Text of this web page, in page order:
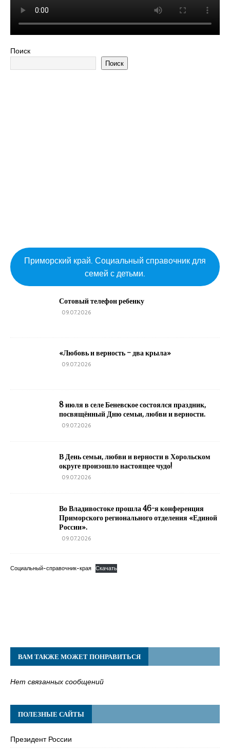
Поиск
Поиск
Приморский край. Социальный справочник для
семей с детьми.
Сотовый телефон ребенку
09.07.2026
«Любовь и верность – два крыла»
09.07.2026
8 июля в селе Беневское состоялся праздник,
посвящённый Дню семьи, любви и верности.
09.07.2026
В День семьи, любви и верности в Хорольском
округе произошло настоящее чудо!
09.07.2026
Во Владивостоке прошла 46-я конференция
Приморского регионального отделения «Единой
России».
09.07.2026
Социальный-справочник-края Скачать
ВАМ ТАКЖЕ МОЖЕТ ПОНРАВИТЬСЯ
Нет связанных сообщений
ПОЛЕЗНЫЕ САЙТЫ
Президент России